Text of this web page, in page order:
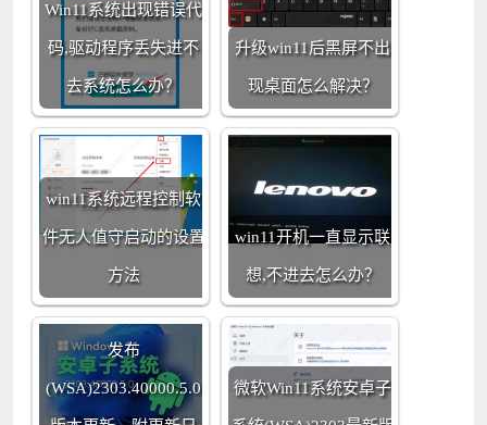
Win11系统出现错误代
码,驱动程序丢失进不
去系统怎么办？
升级win11后黑屏不出
现桌面怎么解决？
win11系统远程控制软
件无人值守启动的设置
方法
win11开机一直显示联
想,不进去怎么办？
Win11系统安卓子系统
发布
(WSA)2303.40000.5.0 微软Win11系统安卓子